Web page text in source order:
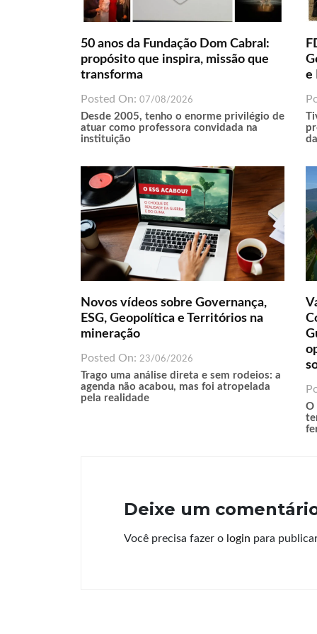
50 anos da Fundação Dom Cabral:
propósito que inspira, missão que
transforma
Posted On: 07/08/2026
Desde 2005, tenho o enorme privilégio de
atuar como professora convidada na
instituição
e
Novos vídeos sobre Governança,
ESG, Geopolítica e Territórios na
mineração
Posted On: 23/06/2026
Trago uma análise direta e sem rodeios: a
agenda não acabou, mas foi atropelada
pela realidade
O
Deixe um
Você precisa fazer o login para